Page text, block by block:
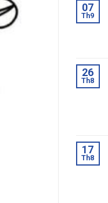
07
Th9
26
Th8
17
Th8